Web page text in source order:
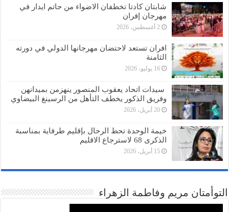
شابتان كادتا تخطفان الاضواء من حاتم ايدار في
مهرجان إفران
2 أغسطس، 2026
افران تستعد لاحتضان مهرجانها الدولي في دورته
الثامنة
16 يوليو، 2026
سيدات اتحاد يعقوب المنصور ينهزمن بميدانهن
وفريق الذكور يخطف التأهل من الرسينغ البيضاوي
20 أبريل، 2026
خيمة الوحدة تحط الرحال بإقليم طرفاية بمناسبة
الذكرى 68 لاسترجاع الاقليم
15 أبريل، 2026
التوأمتان مريم وفاطمة الزهراء